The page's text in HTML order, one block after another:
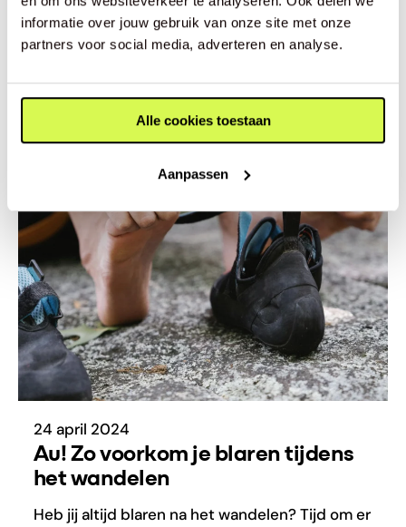
informatie over jouw gebruik van onze site met onze
partners voor social media, adverteren en analyse.
Alle cookies toestaan
Aanpassen
24 april 2024
Au! Zo voorkom je blaren tijdens
het wandelen
Heb jij altijd blaren na het wandelen? Tijd om er